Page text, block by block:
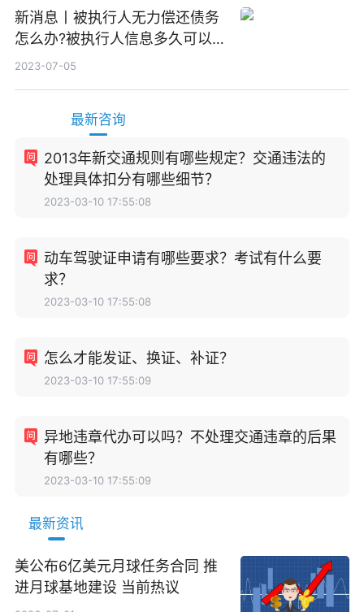
新消息丨被执行人无力偿还债务
怎么办?被执行人信息多久可以
消除?
2023-07-05
最新咨询
2013年新交通规则有哪些规定？交通违法的
处理具体扣分有哪些细节？
2023-03-10 17:55:08
动车驾驶证申请有哪些要求？考试有什么要
求？
2023-03-10 17:55:08
怎么才能发证、换证、补证？
2023-03-10 17:55:09
异地违章代办可以吗？不处理交通违章的后果
有哪些？
2023-03-10 17:55:09
最新资讯
美公布6亿美元月球任务合同 推
进月球基地建设 当前热议